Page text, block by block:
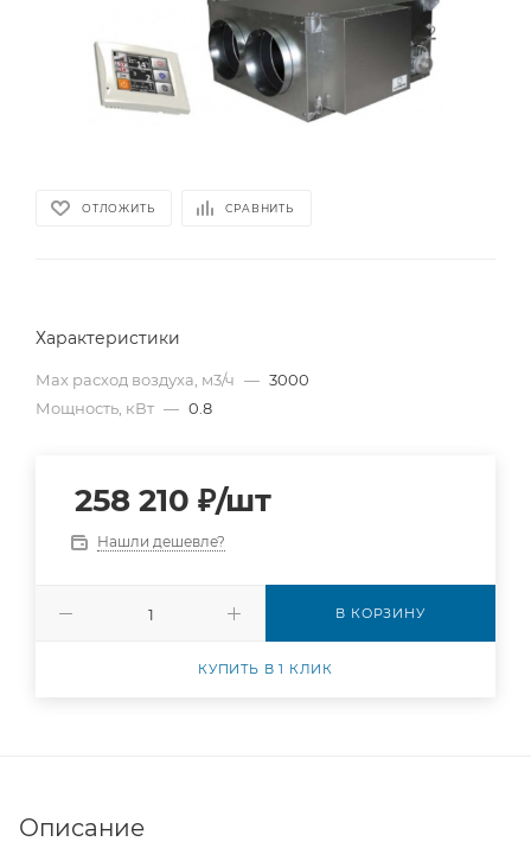
ОТЛОЖИТЬ СРАВНИТЬ
Характеристики
Мах расход воздуха, м3/ч — 3000
Мощность, кВт — 0.8
258 210 ₽/шт
Нашли дешевле?
В КОРЗИНУ
КУПИТЬ В 1 КЛИК
Описание